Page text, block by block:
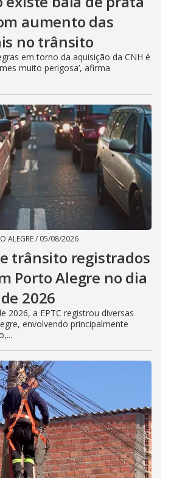
aumento das
no trânsito
em torno da aquisição da CNH é
muito perigosa’, afirma
ALEGRE/ 05/08/2026
trânsito registrados
Porto Alegre no dia
2026
2026, a EPTC registrou diversas
envolvendo principalmente